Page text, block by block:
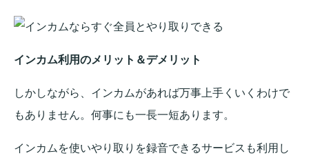
インカム利用のメリット＆デメリット
しかしながら、インカムがあれば万事上手くいくわけで
もありません。何事にも一長一短あります。
インカムを使いやり取りを録音できるサービスも利用し